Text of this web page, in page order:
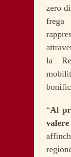
zero
frega
la
“Al